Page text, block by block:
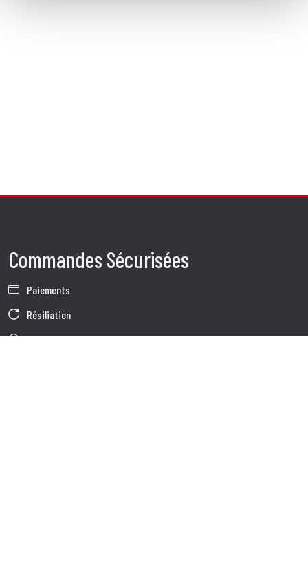
Commandes Sécurisées
Paiements
Résiliation
Garantie